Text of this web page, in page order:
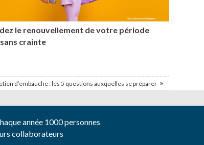
le renouvellement de votre période
sans crainte
d’embauche : les 5 questions auxquelles se préparer
année 1000 personnes
collaborateurs